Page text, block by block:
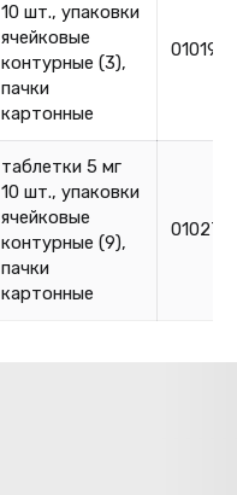
10 шт., упаковки
ячейковые
контурные (3),
пачки
картонные
таблетки 5 мг
10 шт., упаковки
ячейковые
контурные (9),
пачки
картонные